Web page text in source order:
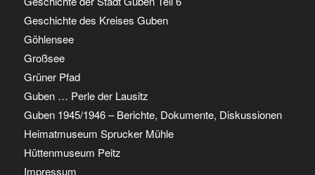
Geschichte des Kreises Guben
Göhlensee
Großsee
Grüner Pfad
Guben … Perle der Lausitz
Guben 1945/1946 – Berichte, Dokumente, Diskussionen
Heimatmuseum Sprucker Mühle
Hüttenmuseum Peitz
Impressum